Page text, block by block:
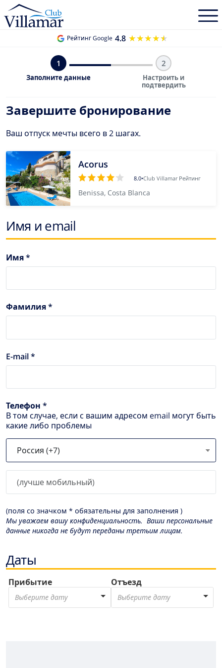
Рейтинг Google 4.8 ★★★★★
★★★★★
1
Заполните данные
2
Настроить и
подтвердить
Завершите бронирование
Ваш отпуск мечты всего в 2 шагах.
Acorus
8.0•Club Villamar Рейтинг
Benissa, Costa Blanca
Имя и email
Имя *
Фамилия *
E-mail *
Телефон *
В том случае, если с вашим адресом email могут быть
какие либо проблемы
(поля со значком * обязательны для заполнения )
Мы уважаем вашу конфиденциальность. Ваши персональные
данные никогда не будут переданы третьим лицам.
Даты
Прибытие
Выберите дату
Отъезд
Выберите дату